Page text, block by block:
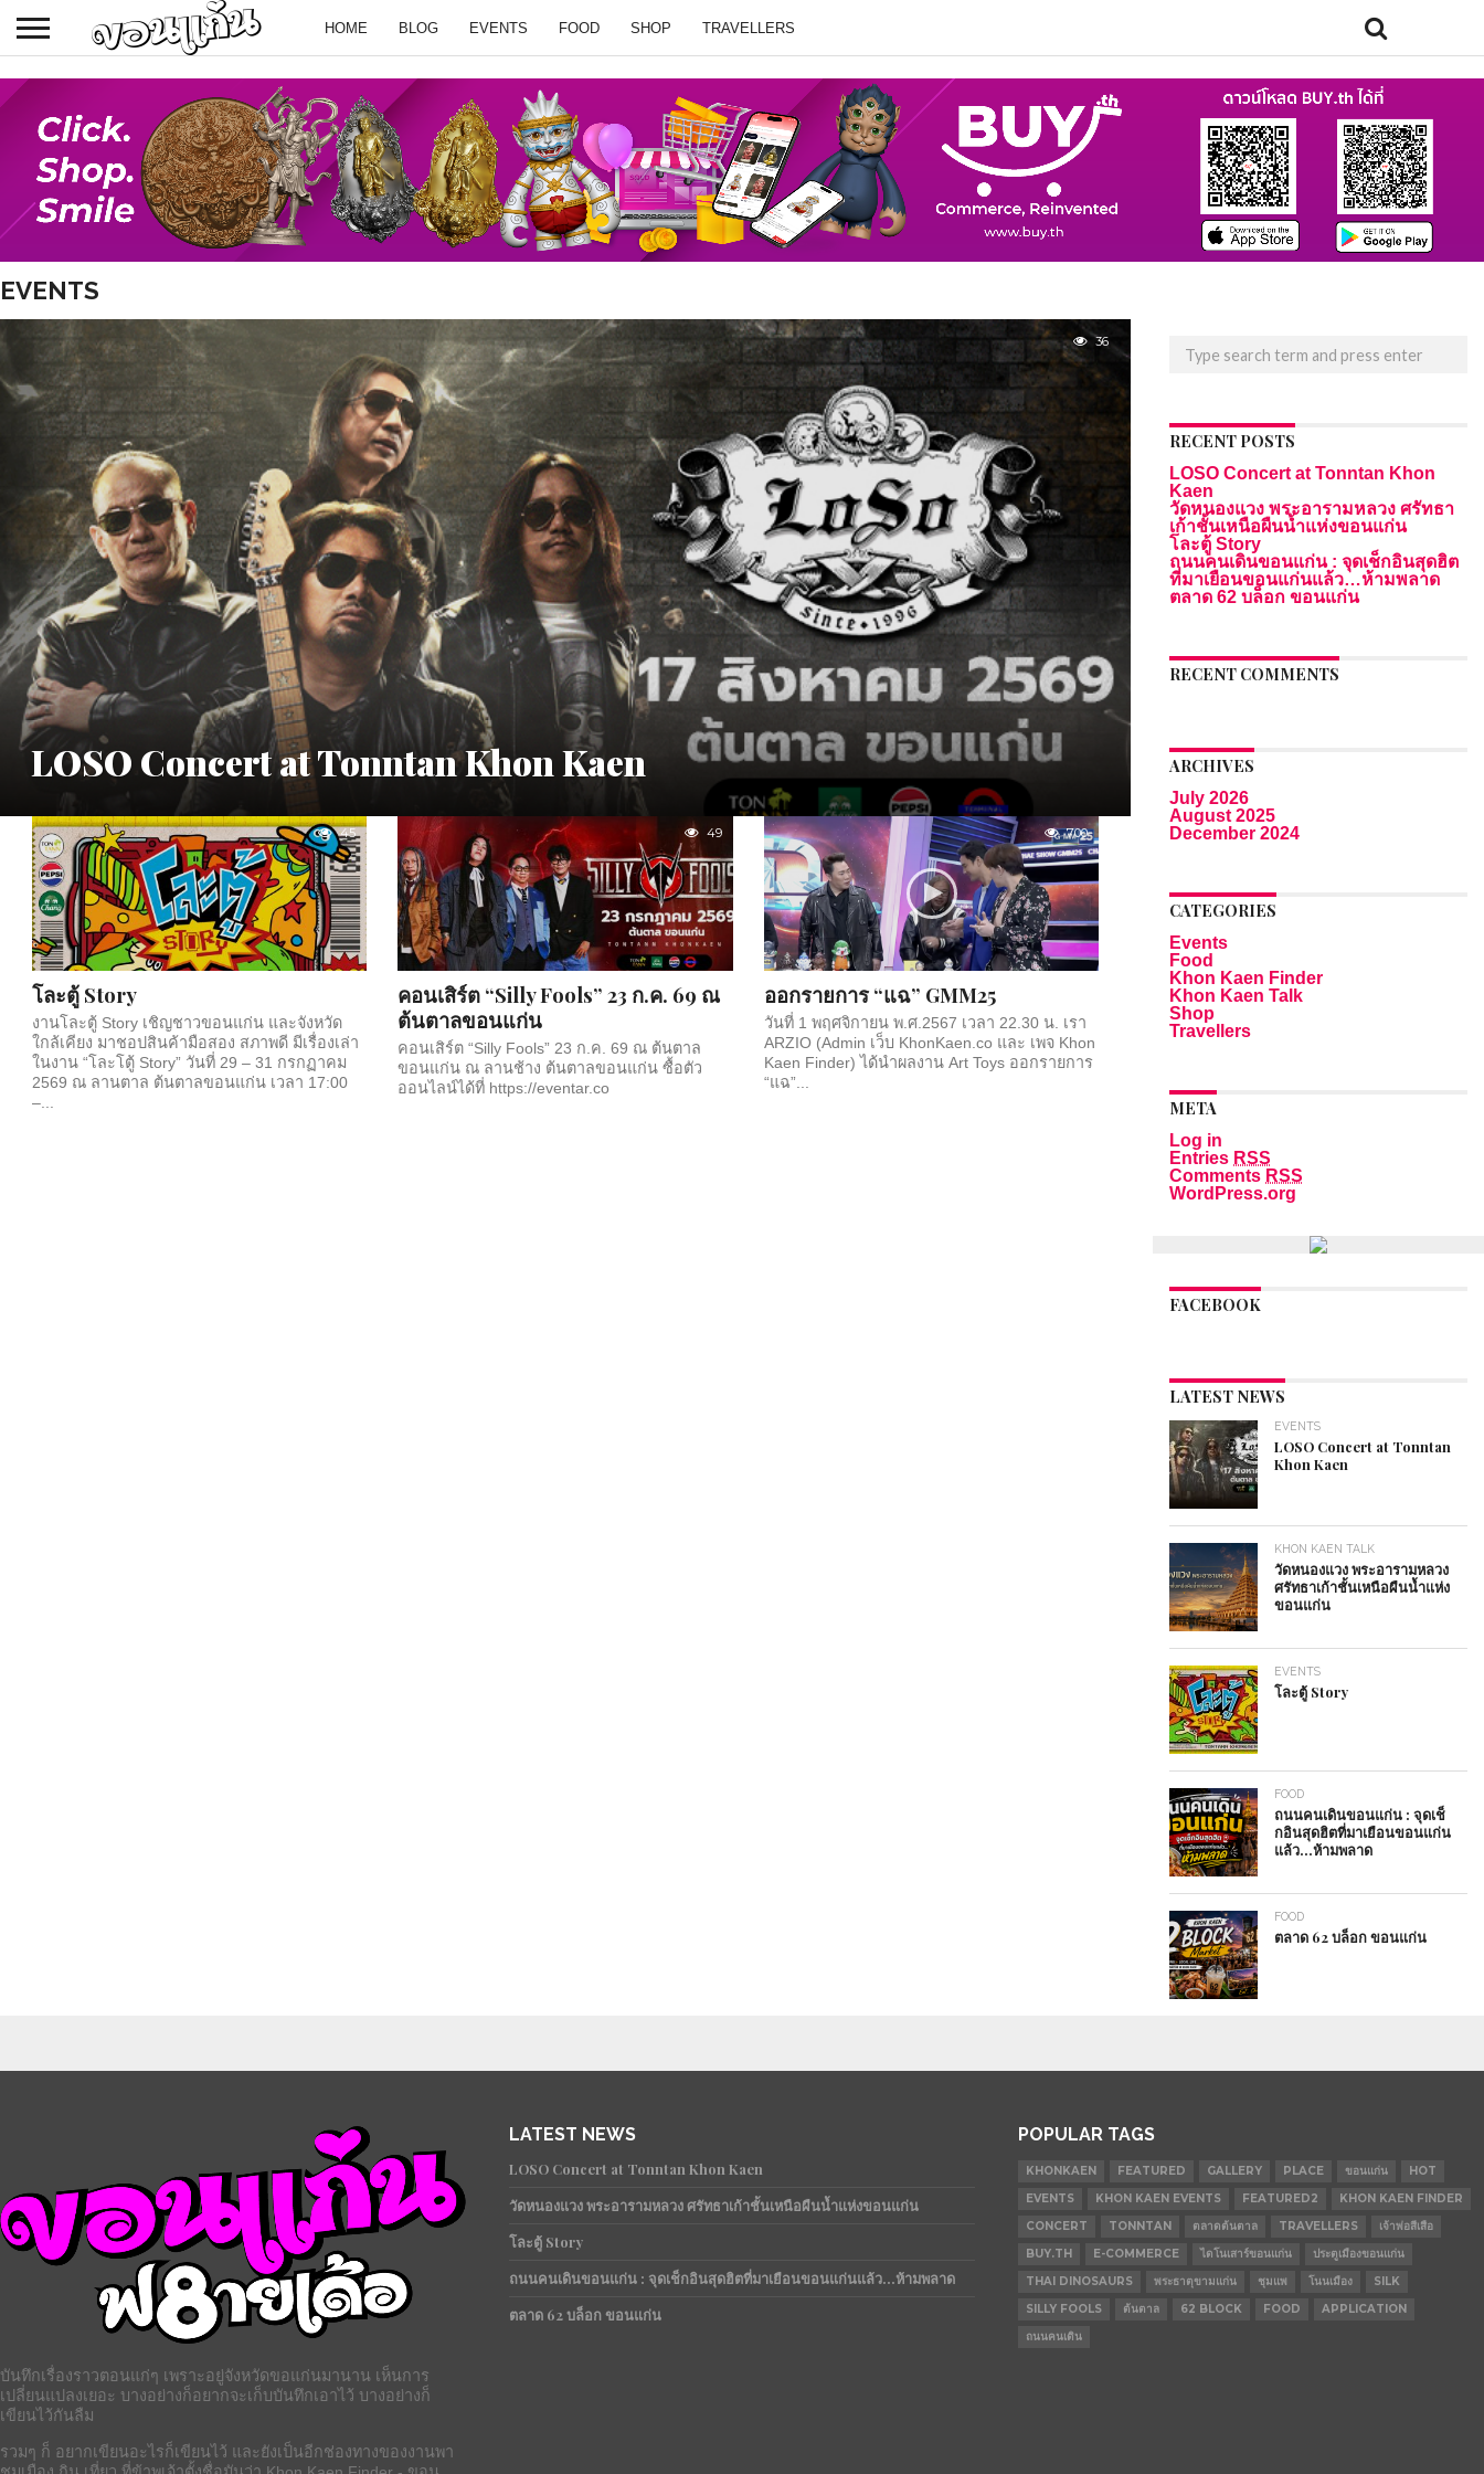
HOME BLOG EVENTS FOOD SHOP TRAVELLERS
EVENTS
LOSO Concert at Tonntan Khon Kaen
36
45
โละตู้ Story
งานโละตู้ Story เชิญชาวขอนแก่น และจังหวัด
ใกล้เคียง มาชอปสินค้ามือสอง สภาพดี มีเรื่องเล่า
ในงาน “โละโตู้ Story” วันที่ 29 – 31 กรกฏาคม
2569 ณ ลานตาล ต้นตาลขอนแก่น เวลา 17:00
–...
49
คอนเสิร์ต “Silly Fools” 23 ก.ค. 69 ณ
ต้นตาลขอนแก่น
คอนเสิร์ต “Silly Fools” 23 ก.ค. 69 ณ ต้นตาล
ขอนแก่น ณ ลานช้าง ต้นตาลขอนแก่น ซื้อตัว
ออนไลน์ได้ที่ https://eventar.co
700
ออกรายการ “แฉ” GMM25
วันที่ 1 พฤศจิกายน พ.ศ.2567 เวลา 22.30 น. เรา
ARZIO (Admin เว็บ KhonKaen.co และ เพจ Khon
Kaen Finder) ได้นำผลงาน Art Toys ออกรายการ
“แฉ”...
RECENT POSTS
LOSO Concert at Tonntan Khon
Kaen
วัดหนองแวง พระอารามหลวง ศรัทธา
เก้าชั้นเหนือผืนน้ำแห่งขอนแก่น
โละตู้ Story
ถนนคนเดินขอนแก่น : จุดเช็กอินสุดฮิต
ที่มาเยือนขอนแก่นแล้ว…ห้ามพลาด
ตลาด 62 บล็อก ขอนแก่น
RECENT COMMENTS
ARCHIVES
July 2026
August 2025
December 2024
CATEGORIES
Events
Food
Khon Kaen Finder
Khon Kaen Talk
Shop
Travellers
META
Log in
Entries RSS
Comments RSS
WordPress.org
FACEBOOK
LATEST NEWS
EVENTS
LOSO Concert at Tonntan
Khon Kaen
KHON KAEN TALK
วัดหนองแวง พระอารามหลวง
ศรัทธาเก้าชั้นเหนือผืนน้ำแห่ง
ขอนแก่น
EVENTS
โละตู้ Story
FOOD
ถนนคนเดินขอนแก่น : จุดเช็
กอินสุดฮิตที่มาเยือนขอนแก่น
แล้ว…ห้ามพลาด
FOOD
ตลาด 62 บล็อก ขอนแก่น
บันทึกเรื่องราวตอนแก่ๆ เพราะอยู่จังหวัดขอแก่นมานาน เห็นการ
เปลี่ยนแปลงเยอะ บางอย่างก็อยากจะเก็บบันทึกเอาไว้ บางอย่างก็
เขียนไว้กันลืม
รวมๆ ก็ อยากเขียนอะไรก็เขียนไว้ และยังเป็นอีกช่องทางของงานพา
LATEST NEWS
LOSO Concert at Tonntan Khon Kaen
วัดหนองแวง พระอารามหลวง ศรัทธาเก้าชั้นเหนือผืนน้ำแห่งขอนแก่น
โละตู้ Story
ถนนคนเดินขอนแก่น : จุดเช็กอินสุดฮิตที่มาเยือนขอนแก่นแล้ว…ห้ามพลาด
ตลาด 62 บล็อก ขอนแก่น
POPULAR TAGS
KHONKAEN FEATURED GALLERY PLACE ขอนแก่น
HOT
EVENTS
KHON KAEN EVENTS FEATURED2
KHON KAEN FINDER
CONCERT
TONNTAN ตลาดต้นตาล TRAVELLERS
เจ้าพ่อสีเสือ
BUY.TH
E-COMMERCE ไดโนเสาร์ขอนแก่น
ประตูเมืองขอนแก่น
THAI DINOSAURS
พระธาตุขามแก่น ชุมแพ โนนเมือง
SILK
SILLY FOOLS
ต้นตาล 62 BLOCK FOOD
APPLICATION
ถนนคนเดิน